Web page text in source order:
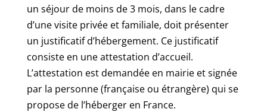
un séjour de moins de 3 mois, dans le cadre
d’une visite privée et familiale, doit présenter
un justificatif d’hébergement. Ce justificatif
consiste en une attestation d’accueil.
L’attestation est demandée en mairie et signée
par la personne (française ou étrangère) qui se
propose de l’héberger en France.